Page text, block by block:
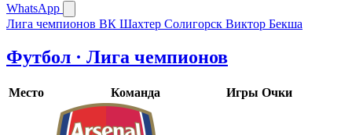
WhatsApp
Лига чемпионов ВК Шахтер Солигорск Виктор Бекша
Футбол · Лига чемпионов
Место Команда Игры Очки